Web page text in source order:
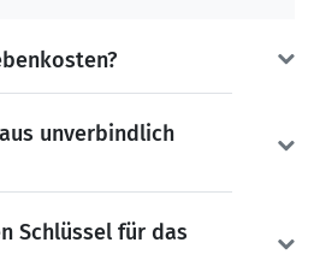
unverbindlich
Schlüssel für das